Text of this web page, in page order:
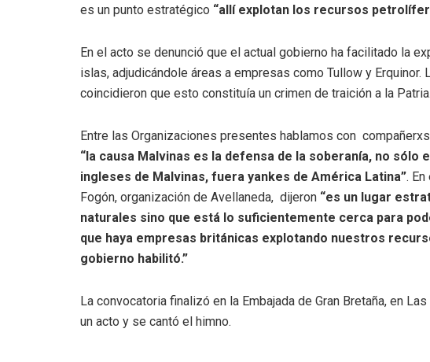
es un punto estratégico “allí explotan los recursos
En el acto se denunció que el actual gobierno ha facilitado la
islas, adjudicándole áreas a empresas como Tullow y
coincidieron que esto constituía un crimen de traición a la Patria.
Entre las Organizaciones presentes hablamos con
“la causa Malvinas es la defensa de la soberanía, no sólo
ingleses de Malvinas, fuera yankes de América Latina”.
Fogón, organización de Avellaneda, dijeron “es un lugar
naturales sino que está lo suficientemente cerca para
que haya empresas británicas explotando nuestros
gobierno habilitó.”
La convocatoria finalizó en la Embajada de Gran Bretaña, en
un acto y se cantó el himno.